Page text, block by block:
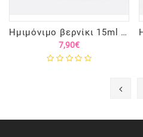
Ημιμόνιμο βερνίκι 15ml – #260 (Rubber Base)
7,90€